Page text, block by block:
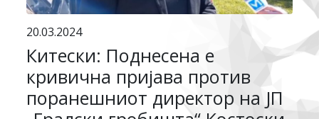
20.03.2024
Китески: Поднесена e
кривична пријава против
поранешниот директор на ЈП